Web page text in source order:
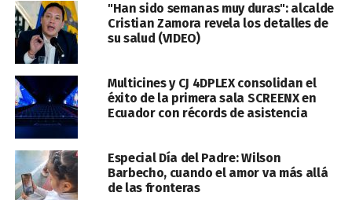
"Han sido semanas muy duras": alcalde
Cristian Zamora revela los detalles de
su salud (VIDEO)
Multicines y CJ 4DPLEX consolidan el
éxito de la primera sala SCREENX en
Ecuador con récords de asistencia
Especial Día del Padre: Wilson
Barbecho, cuando el amor va más allá
de las fronteras